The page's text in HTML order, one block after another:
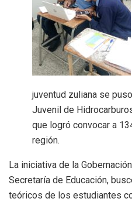
juventud zuliana se
Juvenil de
que logró convocar a
región.
La iniciativa de la
Secretaría de Educación,
teóricos de los estudiantes